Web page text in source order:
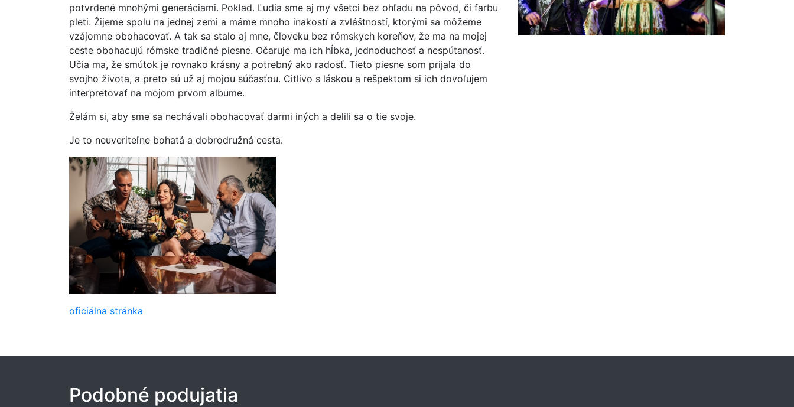
potvrdené mnohými generáciami. Poklad. Ľudia sme aj my všetci bez ohľadu na pôvod, či farbu
pleti. Žijeme spolu na jednej zemi a máme mnoho inakostí a zvláštností, ktorými sa môžeme
vzájomne obohacovať. A tak sa stalo aj mne, človeku bez rómskych koreňov, že ma na mojej
ceste obohacujú rómske tradičné piesne. Očaruje ma ich hĺbka, jednoduchosť a nespútanosť.
Učia ma, že smútok je rovnako krásny a potrebný ako radosť. Tieto piesne som prijala do
svojho života, a preto sú už aj mojou súčasťou. Citlivo s láskou a rešpektom si ich dovoľujem
interpretovať na mojom prvom albume.
​Želám si, aby sme sa nechávali obohacovať darmi iných a delili sa o tie svoje.
Je to neuveriteľne bohatá a dobrodružná cesta.
oficiálna stránka
Podobné podujatia